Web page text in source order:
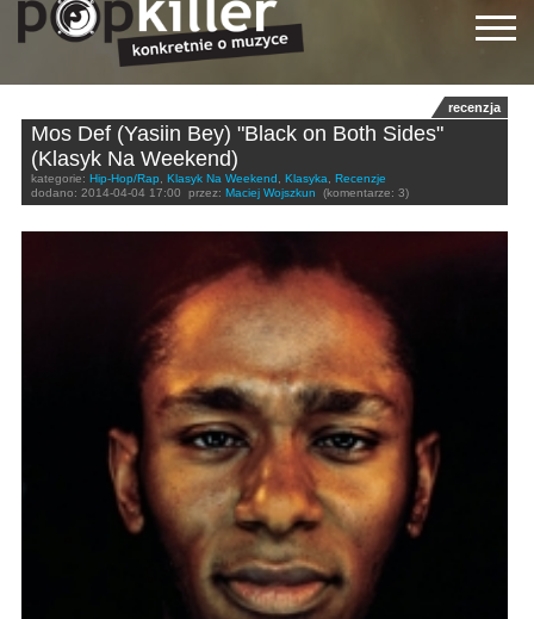
recenzja
Mos Def (Yasiin Bey) "Black on Both Sides"
(Klasyk Na Weekend)
kategorie: Hip-Hop/Rap, Klasyk Na Weekend , Klasyka, Recenzje
dodano: 2014-04-04 17:00 przez: Maciej Wojszkun (komentarze: 3)